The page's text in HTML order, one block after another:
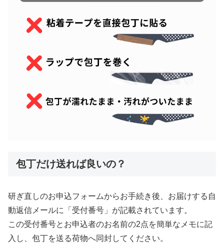
包丁だけ送れば良いの？
研ぎ直しのお申込フォームからお手続き後、お届けする自
動返信メールに「受付番号」が記載されています。
この受付番号とお申込者のお名前の2点を簡単なメモに記
入し、包丁を送る荷物へ同封してください。